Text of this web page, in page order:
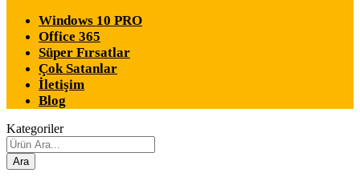
Windows 10 PRO
Office 365
Süper Fırsatlar
Çok Satanlar
İletişim
Blog
Kategoriler
Ara